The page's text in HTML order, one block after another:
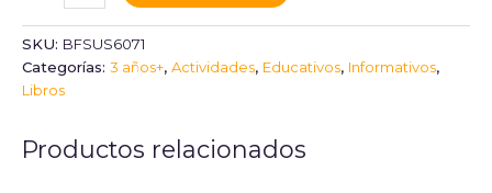
SKU: BFSUS6071
Categorías: 3 años+, Actividades, Educativos, Informativos,
Libros
Productos relacionados